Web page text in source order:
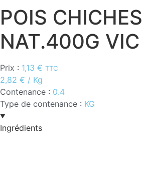
POIS CHICHES
NAT.400G VIC
Prix : 1,13 € TTC
2,82 € / Kg
Contenance : 0.4
Type de contenance : KG
Ingrédients